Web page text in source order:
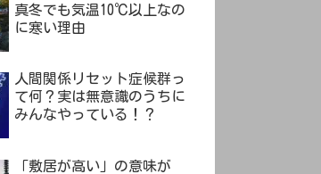
真冬でも気温10℃以上なの
に寒い理由
人間関係リセット症候群っ
て何？実は無意識のうちに
みんなやっている！？
「敷居が高い」の意味が